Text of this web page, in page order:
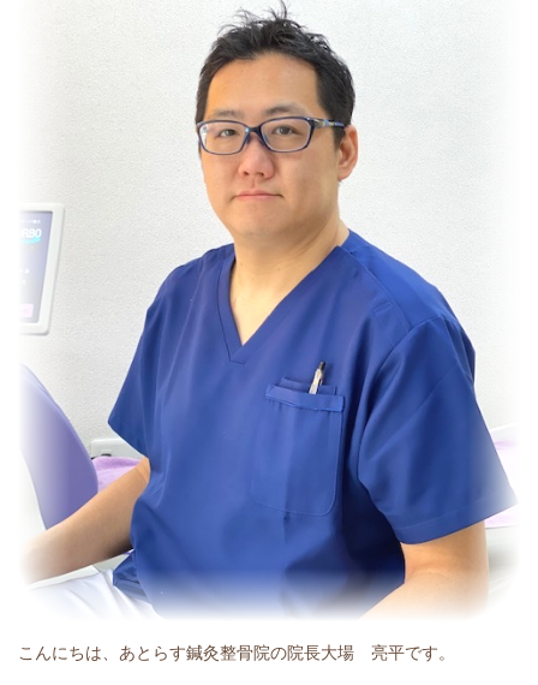
こんにちは、あとらす鍼灸整骨院の院長大場 亮平です。